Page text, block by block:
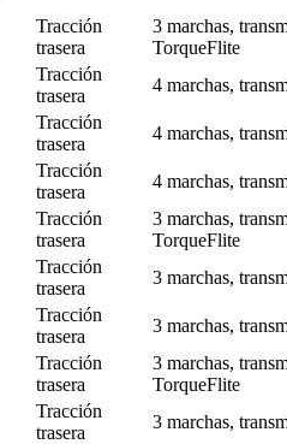
Tracción
trasera
3 marchas,
TorqueFlite
Tracción
trasera
4 marchas,
Tracción
trasera
4 marchas,
Tracción
trasera
4 marchas,
Tracción
trasera
3 marchas,
TorqueFlite
Tracción
trasera
3 marchas,
Tracción
trasera
3 marchas,
Tracción
trasera
3 marchas,
TorqueFlite
Tracción
trasera
3 marchas,